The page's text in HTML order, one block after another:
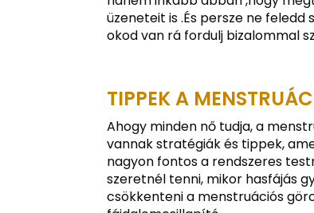
üzeneteit is .És persze ne
okod van rá fordulj bizalommal
TIPPEK A
Ahogy minden nő tudja, a
vannak stratégiák és tippek,
nagyon fontos a rendszeres
szeretnél tenni, mikor hasfájás
csökkenteni a menstruációs